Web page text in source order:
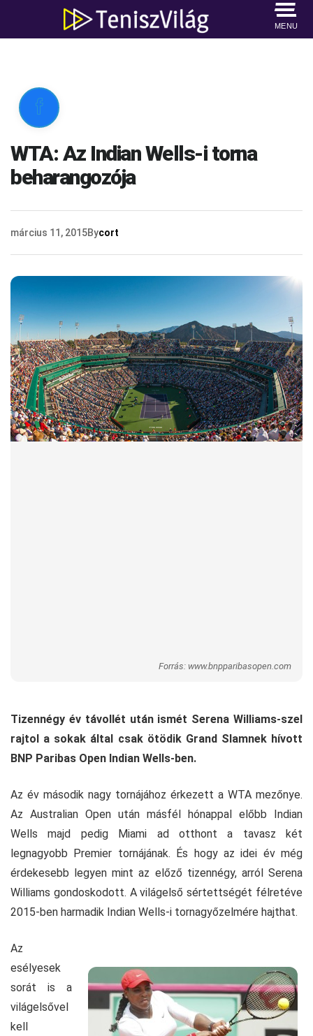
MENU

WTA: Az Indian Wells-i torna
beharangozója
március 11, 2015Bycort
Forrás: www.bnpparibasopen.com
Tizennégy év távollét után ismét Serena Williams-szel
rajtol a sokak által csak ötödik Grand Slamnek hívott
BNP Paribas Open Indian Wells-ben.
Az év második nagy tornájához érkezett a WTA mezőnye.
Az Australian Open után másfél hónappal előbb Indian
Wells majd pedig Miami ad otthont a tavasz két
legnagyobb Premier tornájának. És hogy az idei év még
érdekesebb legyen mint az előző tizennégy, arról Serena
Williams gondoskodott. A világelső sértettségét félretéve
2015-ben harmadik Indian Wells-i tornagyőzelmére hajthat.
Az
esélyesek
sorát is a
világelsővel
kell